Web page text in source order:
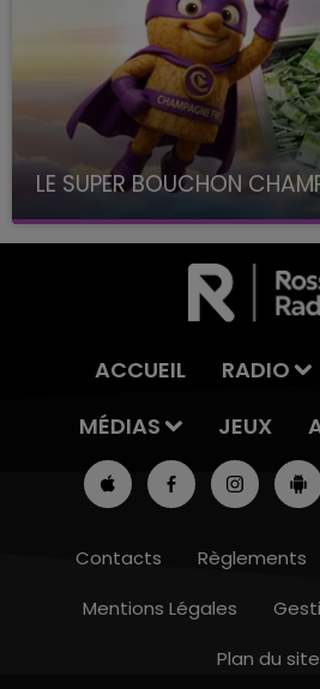
LE SUPER BOUCHON
avec La Famille Champagne
ACCUEIL RADIO
MÉDIAS
JEUX
Contacts Règlements
Mentions Légales
Plan du site